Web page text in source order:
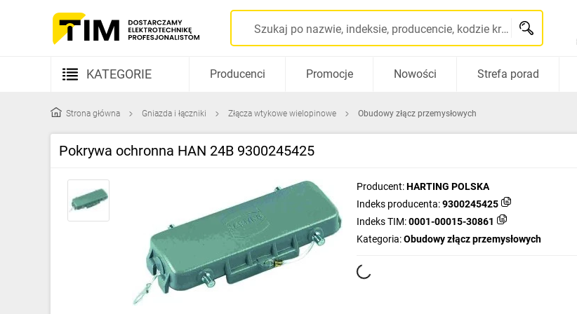
Szukaj po nazwie, indeksie, producencie, kodzie kreskowym...
KATEGORIE
Kable i przewody
Rozdzielnice i obudowy
Elementy prowadzenia kabli
Oprawy oświetleniowe
Producenci Promocje Nowości Strefa porad
Strona główna Gniazda i łączniki Złącza wtykowe wielopinowe Obudowy złącz przemysłowych
Pokrywa ochronna HAN 24B 9300245425
Producent:HARTING POLSKA
Indeks producenta:9300245425
Indeks TIM:0001-00015-30861
Kategoria:Obudowy złącz przemysłowych